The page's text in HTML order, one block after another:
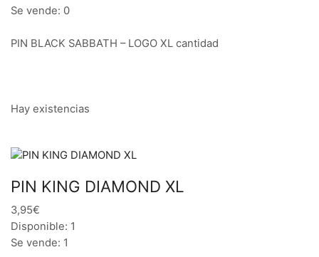
Se vende: 0
PIN BLACK SABBATH – LOGO XL cantidad
Hay existencias
PIN KING DIAMOND XL
3,95€
Disponible: 1
Se vende: 1